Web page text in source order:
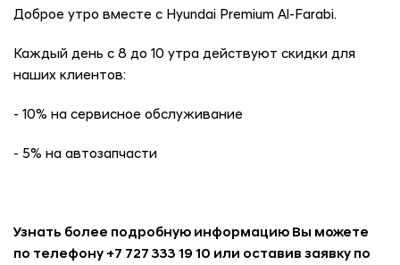
Доброе утро вместе с Hyundai Premium Al-Farabi.
Каждый день с 8 до 10 утра действуют скидки для
наших клиентов:
- 10% на сервисное обслуживание
- 5% на автозапчасти
Узнать более подробную информацию Вы можете
по телефону +7 727 333 19 10 или оставив заявку по